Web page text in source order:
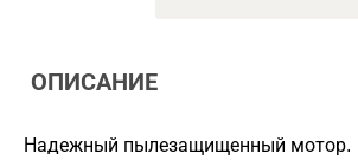
ОПИСАНИЕ
Надежный пылезащищенный мотор.